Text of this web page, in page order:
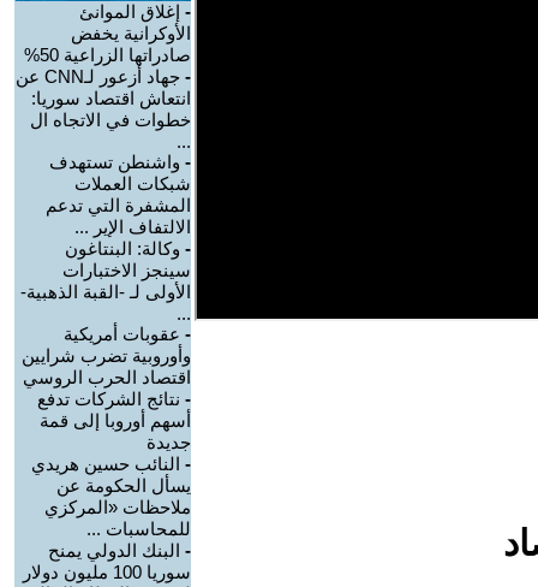
- إغلاق الموانئ
الأوكرانية يخفض
صادراتها الزراعية 50%
-
جهاد أزعور لـCNN عن
انتعاش اقتصاد سوريا:
خطوات في الاتجاه ال
...
- واشنطن تستهدف
شبكات العملات
المشفرة التي تدعم
الالتفاف الإير ...
- وكالة: البنتاغون
سينجز الاختبارات
الأولى لـ -القبة الذهبية-
...
- عقوبات أمريكية
وأوروبية تضرب شرايين
اقتصاد الحرب الروسي
- نتائج الشركات تدفع
أسهم أوروبا إلى قمة
جديدة
- النائب حسين هريدي
يسأل الحكومة عن
ملاحظات «المركزي
للمحاسبات ...
- البنك الدولي يمنح
سوريا 100 مليون دولار